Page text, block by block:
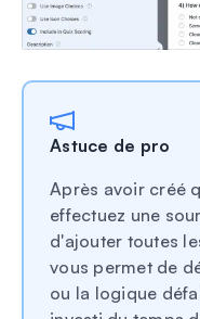
Astuce de pro
Après avoir créé
effectuez une
d'ajouter toutes
vous permet de
ou la logique